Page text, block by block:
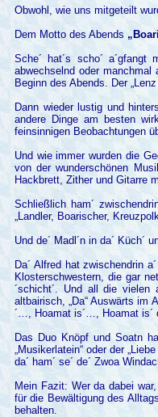
Obwohl, wie uns mitgeteilt
Dem Motto des Abends
Sche´ hat´s scho´ a´gfangt
abwechselnd oder
Beginn des Abends. Der
Dann wieder lustig und
andere Dinge am besten
feinsinnigen Beobachtungen
Und wie immer wurden die
von der wunderschönen
Hackbrett, Zither und Gitarre
Schließlich ham´
„Landler, Boarischer,
Und de´ Madl´n in da´ Küch´
Da´ Alfred hat zwischendrin
Klosterschwestern, die gar
´schicht´. Und all die vielen
altbairisch, „Da“ Auswärts im
´…, Hoamat is´…, Hoamat is´
Das Duo Knöpf und Soatn
„Musikerlatein“ oder der
da´ ham´ se´ de´ Zwoa
Mein Fazit: Wer da dabei
für die Bewältigung des
behalten.